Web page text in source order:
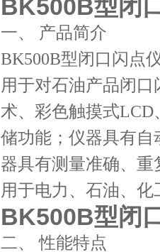
BK500B型闭
一、 产品简介
BK500B型闭口闪点
用于对石油产品闭
术、彩色触摸式
储功能；仪器具有
器具有测量准确、
用于电力、石油、
BK500B型闭
二、 性能特点